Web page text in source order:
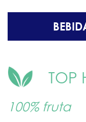
TOP
100% fruta